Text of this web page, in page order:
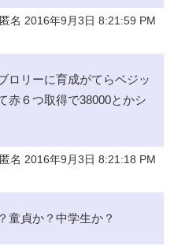
名 2016年9月3日 8:21:59 PM
ロリーに育成がてらベジッ
赤６つ取得で38000とかシ
名 2016年9月3日 8:21:18 PM
童貞か？中学生か？